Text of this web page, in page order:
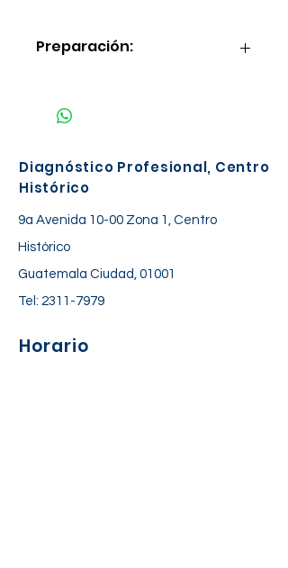
Preparación:
Diagnóstico Profesional, Centro
Histórico
9a Avenida 10-00 Zona 1, Centro
Histórico
Guatemala Ciudad, 01001
Tel: 2311-7979
Horario